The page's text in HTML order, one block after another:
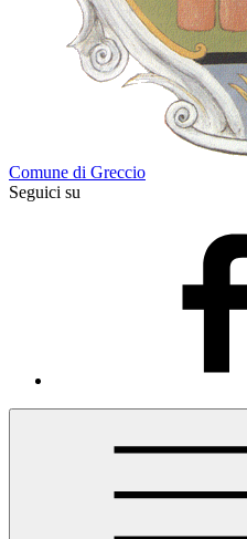
Comune di Greccio
Seguici su